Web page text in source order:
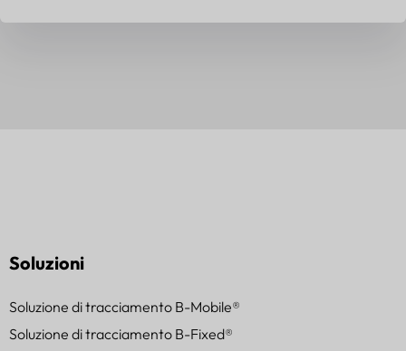
Soluzioni
Soluzione di tracciamento B-Mobile®
Soluzione di tracciamento B-Fixed®